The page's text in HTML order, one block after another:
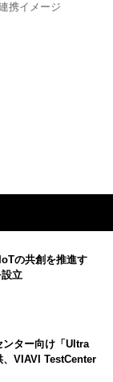
携イメージ
の共創を推進す
立
ター向け「Ultra
VIAVI TestCenter